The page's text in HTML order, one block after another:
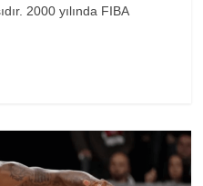
2000 yılında FIBA